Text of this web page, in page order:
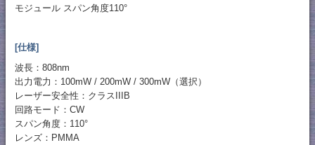
モジュール スパン角度110°
[仕様]
波長：808nm
出力電力：100mW / 200mW / 300mW（選択）
レーザー安全性：クラスIIIB
回路モード：CW
スパン角度：110°
レンズ：PMMA